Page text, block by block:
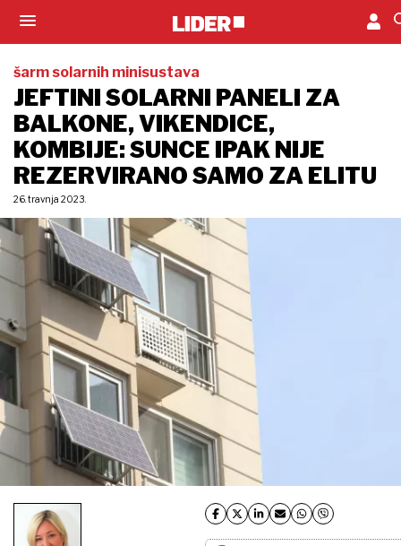
šarm solarnih minisustava
JEFTINI SOLARNI PANELI ZA
BALKONE, VIKENDICE,
KOMBIJE: SUNCE IPAK NIJE
REZERVIRANO SAMO ZA ELITU
26. travnja 2023.